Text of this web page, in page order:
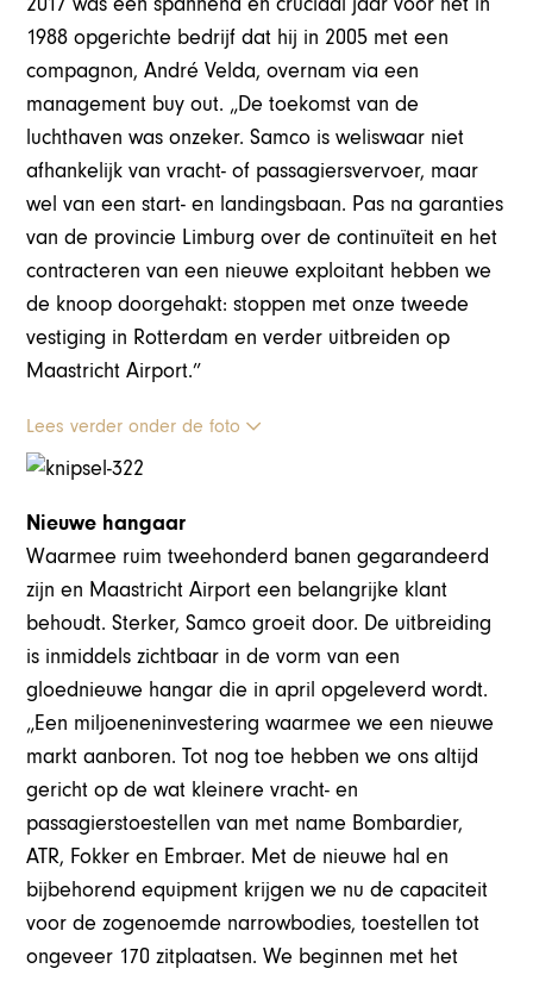
1988 opgerichte bedrijf dat hij in 2005 met een
compagnon, André Velda, overnam via een
management buy out. „De toekomst van de
luchthaven was onzeker. Samco is weliswaar niet
afhankelijk van vracht- of passagiersvervoer, maar
wel van een start- en landingsbaan. Pas na garanties
van de provincie Limburg over de continuïteit en het
contracteren van een nieuwe exploitant hebben we
de knoop doorgehakt: stoppen met onze tweede
vestiging in Rotterdam en verder uitbreiden op
Maastricht Airport.”
Lees verder onder de foto
Nieuwe hangaar
Waarmee ruim tweehonderd banen gegarandeerd
zijn en Maastricht Airport een belangrijke klant
behoudt. Sterker, Samco groeit door. De uitbreiding
is inmiddels zichtbaar in de vorm van een
gloednieuwe hangar die in april opgeleverd wordt.
„Een miljoeneninvestering waarmee we een nieuwe
markt aanboren. Tot nog toe hebben we ons altijd
gericht op de wat kleinere vracht- en
passagierstoestellen van met name Bombardier,
ATR, Fokker en Embraer. Met de nieuwe hal en
bijbehorend equipment krijgen we nu de capaciteit
voor de zogenoemde narrowbodies, toestellen tot
ongeveer 170 zitplaatsen. We beginnen met het